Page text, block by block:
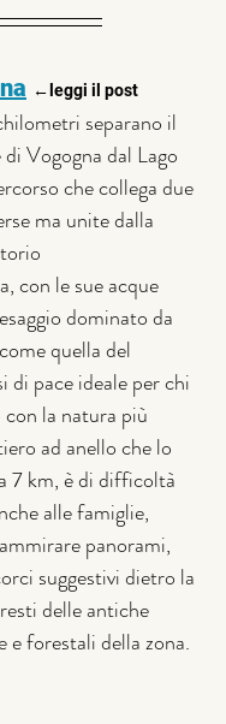
←leggi il post
separano il
Vogogna dal Lago
che collega due
ma unite dalla
con le sue acque
dominato da
quella del
di pace ideale per chi
la natura più
ad anello che lo
7 km, è di difficoltà
alle famiglie,
panorami,
suggestivi dietro la
delle antiche
forestali della zona.